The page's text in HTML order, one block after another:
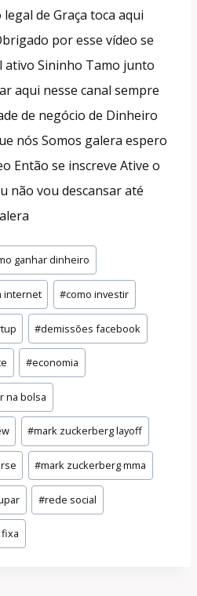
de Graça toca aqui
por esse vídeo se
ativo Sininho Tamo junto
aqui nesse canal sempre
de negócio de Dinheiro
nós Somos galera espero
Então se inscreve Ative o
não vou descansar até
ganhar dinheiro
internet #como investir
#demissões facebook
#economia
na bolsa
#mark zuckerberg layoff
#mark zuckerberg mma
#rede social